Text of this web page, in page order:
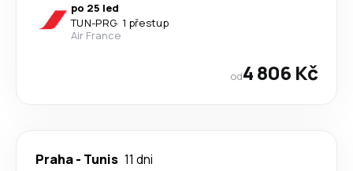
po 25 led
TUN-PRG· 1 přestup
Air France
od4 806 Kč
Praha- Tunis 11 dni